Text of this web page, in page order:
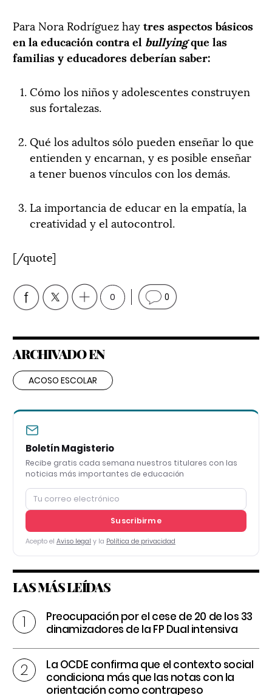
Para Nora Rodríguez haytres aspectos básicos
en la educación contra el bullyingque las
familias y educadores deberían saber:
Cómo los niños y adolescentes construyen
sus fortalezas.
Qué los adultos sólo pueden enseñar lo que
entienden y encarnan, y es posible enseñar
a tener buenos vínculos con los demás.
La importancia de educar en la empatía, la
creatividad y el autocontrol.
[/quote]
0 0
ARCHIVADO EN
ACOSO ESCOLAR
Boletín Magisterio
Recibe gratis cada semana nuestros titulares con las
noticias más importantes de educación
Suscribirme
Acepto el Aviso legal y la Política de privacidad
LAS MÁS LEÍDAS
Preocupación por el cese de 20 de los 33
dinamizadores de la FP Dual intensiva
La OCDE confirma que el contexto social
condiciona más que las notas con la
orientación como contrapeso